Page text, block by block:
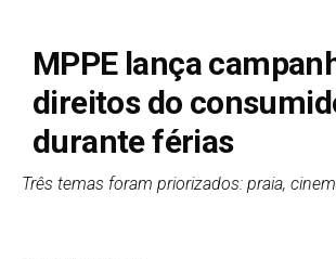
MPPE lança
direitos do
durante férias
Três temas foram priorizados: praia,